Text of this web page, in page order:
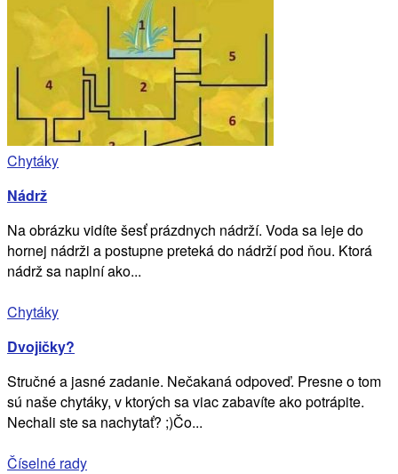
Chytáky
Nádrž
Na obrázku vidíte šesť prázdnych nádrží. Voda sa leje do
hornej nádrži a postupne preteká do nádrží pod ňou. Ktorá
nádrž sa naplní ako...
Chytáky
Dvojičky?
Stručné a jasné zadanie. Nečakaná odpoveď. Presne o tom
sú naše chytáky, v ktorých sa viac zabavíte ako potrápite.
Nechali ste sa nachytať? ;)Čo...
Číselné rady